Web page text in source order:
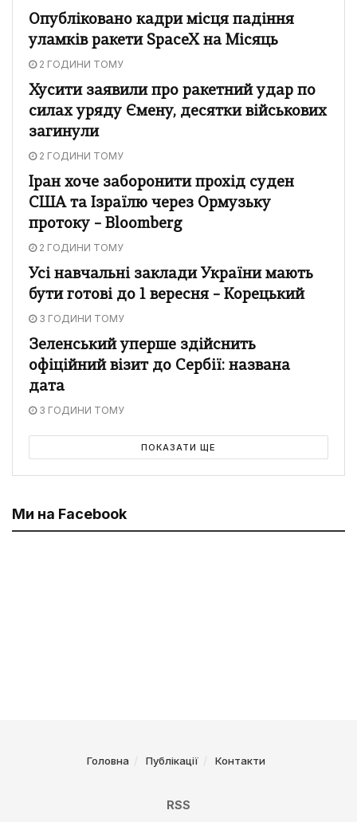
Опубліковано кадри місця падіння
уламків ракети SpaceX на Місяць
2 ГОДИНИ ТОМУ
Хусити заявили про ракетний удар по
силах уряду Ємену, десятки військових
загинули
2 ГОДИНИ ТОМУ
Іран хоче заборонити прохід суден
США та Ізраїлю через Ормузьку
протоку – Bloomberg
2 ГОДИНИ ТОМУ
Усі навчальні заклади України мають
бути готові до 1 вересня – Корецький
3 ГОДИНИ ТОМУ
Зеленський уперше здійснить
офіційний візит до Сербії: названа
дата
3 ГОДИНИ ТОМУ
ПОКАЗАТИ ЩЕ
Ми на Facebook
Головна Публікації Контакти
RSS